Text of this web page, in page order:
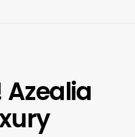
Azealia